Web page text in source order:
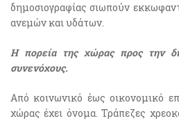
δημοσιογραφίας σιωπούν
ανεμών και υδάτων.
Η πορεία της χώρας προς την
συνενόχους.
Από κοινωνικό έως οικονομικό
χώρας έχει όνομα. Τράπεζες